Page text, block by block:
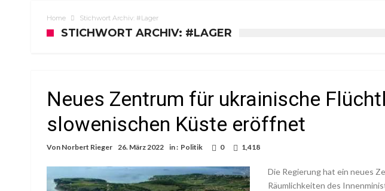
Home Stichwort Archiv: #Lager
STICHWORT ARCHIV: #LAGER
Neues Zentrum für ukrainische
slowenischen Küste eröffnet
Von Norbert Rieger 26. März 2022 in : Politik 0 1,418
Die Regierung hat ein neues
Räumlichkeiten des